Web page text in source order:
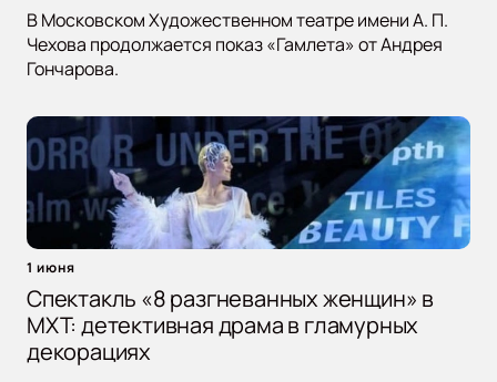
В Московском Художественном театре имени А. П.
Чехова продолжается показ «Гамлета» от Андрея
Гончарова.
1 июня
Спектакль «8 разгневанных женщин» в
МХТ: детективная драма в гламурных
декорациях